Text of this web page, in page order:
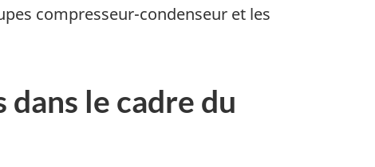
compresseur-condenseur et les
le cadre du